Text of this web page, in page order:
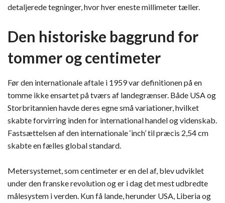
detaljerede tegninger, hvor hver eneste millimeter tæller.
Den historiske baggrund for
tommer og centimeter
Før den internationale aftale i 1959 var definitionen på en
tomme ikke ensartet på tværs af landegrænser. Både USA og
Storbritannien havde deres egne små variationer, hvilket
skabte forvirring inden for international handel og videnskab.
Fastsættelsen af den internationale ‘inch’ til præcis 2,54 cm
skabte en fælles global standard.
Metersystemet, som centimeter er en del af, blev udviklet
under den franske revolution og er i dag det mest udbredte
målesystem i verden. Kun få lande, herunder USA, Liberia og